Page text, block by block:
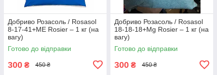
Добриво Розасоль / Rosasol
8-17-41+МЕ Rosier – 1 кг (на
вагу)
Готово до відправки
300 ₴ 450 ₴
Добриво Розасоль / Rosasol
18-18-18+Mg Rosier – 1 кг (на
вагу)
Готово до відправки
300 ₴ 450 ₴